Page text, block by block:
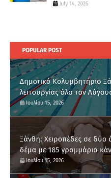
July 14, 2026
POPULAR POST
Δημοτικό Κολυμβητήριο
λειτουργίας όλο τον
Ιουλίου 15, 2026
Ξάνθη: Χειροπέδες σε
δέμα με 185 γραμμάρια
Ιουλίου 15, 2026